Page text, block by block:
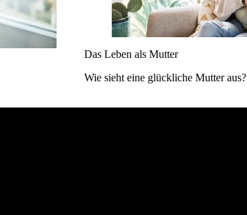
Das Leben als Mutter
Wie sieht eine glückliche Mutter aus?